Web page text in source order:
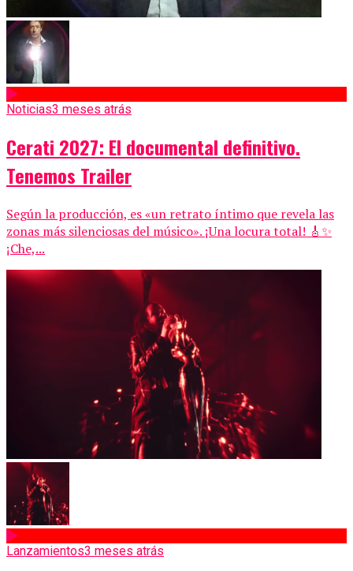
Noticias3 meses atrás
Cerati 2027: El documental definitivo.
Tenemos Trailer
Según la producción, es «un retrato íntimo que revela las
zonas más silenciosas del músico». ¡Una locura total! 🎸✨
¡Che,...
Lanzamientos3 meses atrás